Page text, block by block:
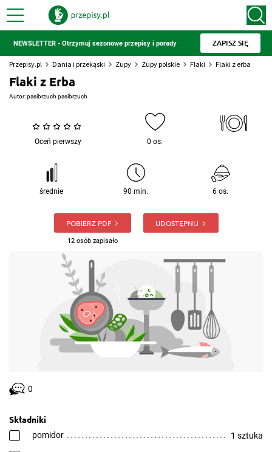
NEWSLETTER - Otrzymuj sezonowe przepisy i porady ZAPISZ SIĘ
Przepisy.pl Dania i przekąski Zupy Zupy polskie Flaki Flaki z erba
Flaki z Erba
Autor:pasibrzuch pasibrzuch
Oceń pierwszy 0 os.
średnie 90 min. 6 os.
POBIERZ PDF
12 osób zapisało
UDOSTĘPNIJ
0
Składniki
pomidor 1 sztuka